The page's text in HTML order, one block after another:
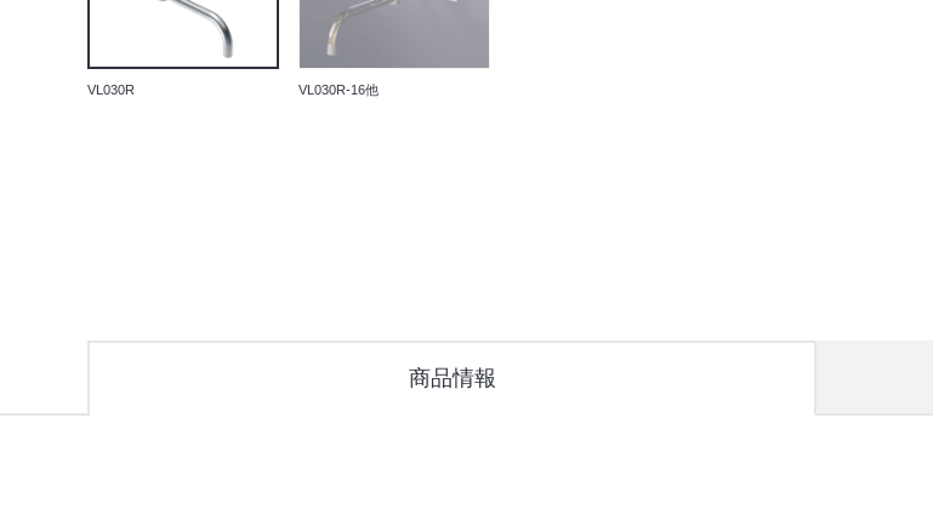
VL030R VL030R-16他
商品情報